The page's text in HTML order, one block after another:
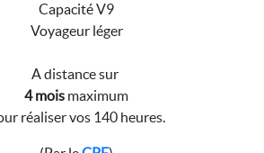
Capacité V9
Voyageur léger
A distance sur
4 mois maximum
réaliser vos 140 heures.